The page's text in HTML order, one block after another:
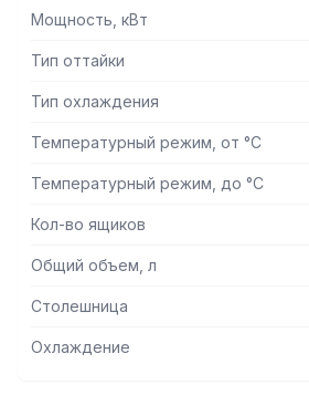
Мощность, кВт
Тип оттайки
Тип охлаждения
Температурный режим, от °С
Температурный режим, до °С
Кол-во ящиков
Общий объем, л
Столешница
Охлаждение